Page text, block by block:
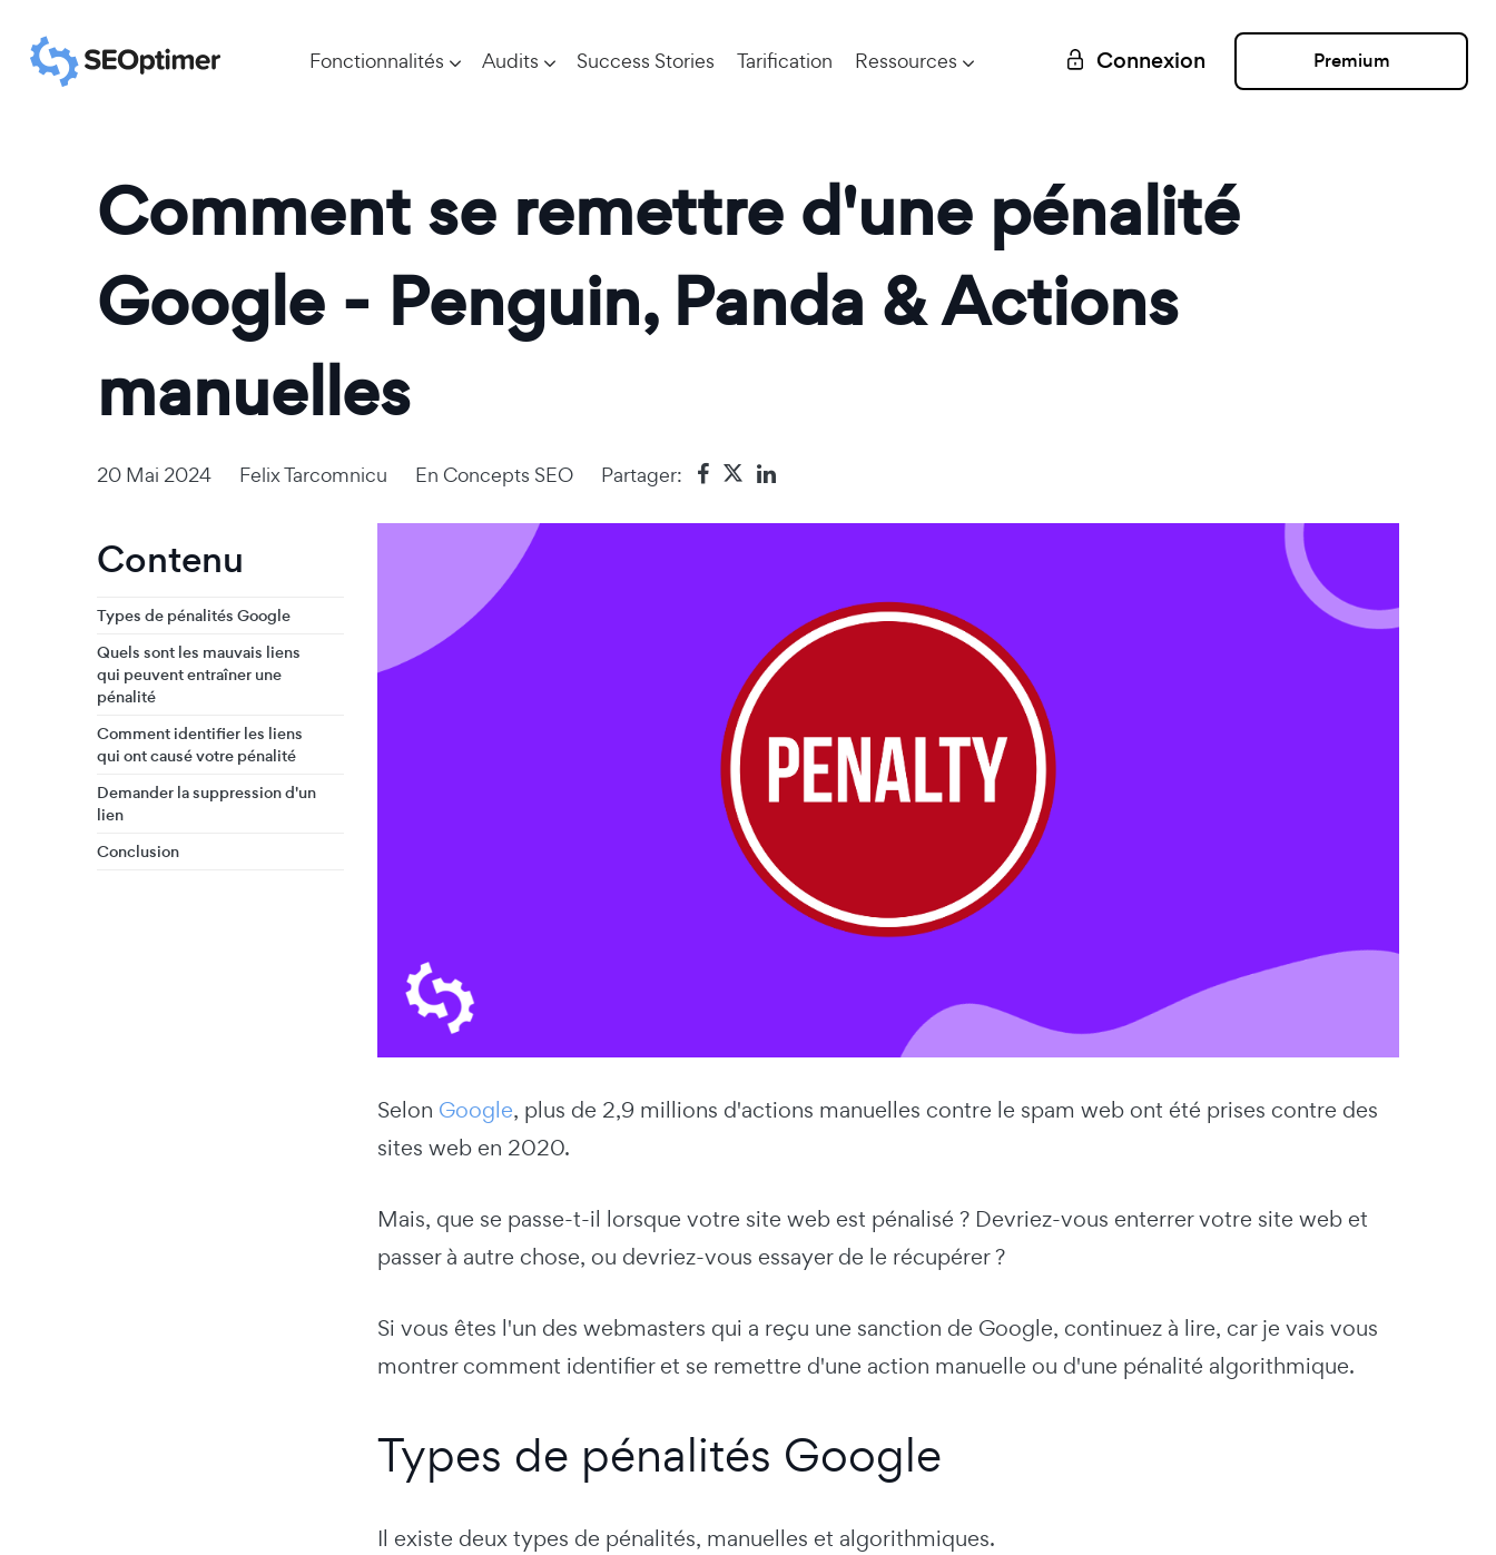
Fonctionnalités Audits Success Stories Tarification Ressources Connexion Premium
Comment se remettre d'une pénalité
Google - Penguin, Panda & Actions
manuelles
20 Mai 2024 Felix Tarcomnicu En Concepts SEO Partager:
Contenu
Types de pénalités Google
Quels sont les mauvais liens
qui peuvent entraîner une
pénalité
Comment identifier les liens
qui ont causé votre pénalité
Demander la suppression d'un
lien
Conclusion
Selon Google, plus de 2,9 millions d'actions manuelles contre le spam web ont été prises contre des
sites web en 2020.
Mais, que se passe-t-il lorsque votre site web est pénalisé ? Devriez-vous enterrer votre site web et
passer à autre chose, ou devriez-vous essayer de le récupérer ?
Si vous êtes l'un des webmasters qui a reçu une sanction de Google, continuez à lire, car je vais vous
montrer comment identifier et se remettre d'une action manuelle ou d'une pénalité algorithmique.
Types de pénalités Google
Il existe deux types de pénalités, manuelles et algorithmiques.